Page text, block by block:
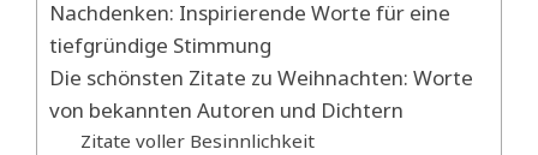
Nachdenken: Inspirierende Worte für eine
tiefgründige Stimmung
Die schönsten Zitate zu Weihnachten: Worte
von bekannten Autoren und Dichtern
Zitate voller Besinnlichkeit